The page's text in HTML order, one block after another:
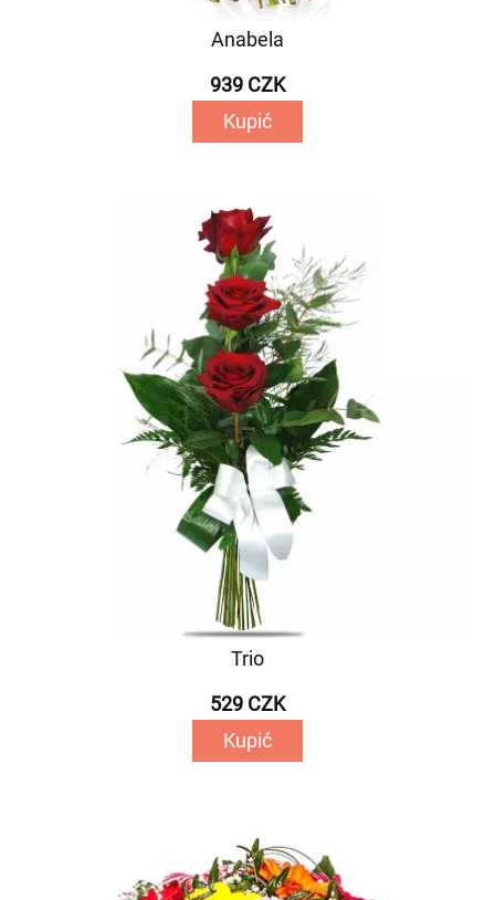
Anabela
939 CZK
Kupić
Trio
529 CZK
Kupić